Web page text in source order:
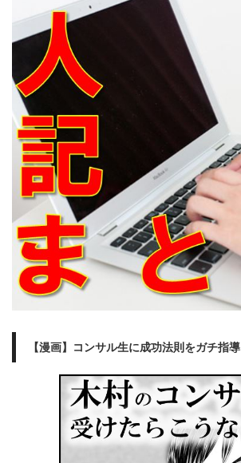
【漫画】コンサル生に成功法則をガチ指導